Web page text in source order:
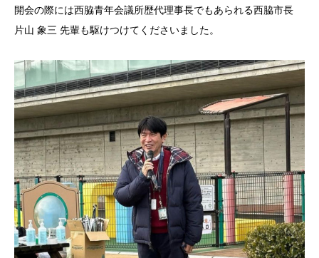
開会の際には西脇青年会議所歴代理事長でもあられる西脇市長
片山 象三 先輩も駆けつけてくださいました。